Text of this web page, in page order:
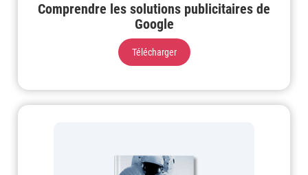
Comprendre les solutions publicitaires de
Google
Télécharger